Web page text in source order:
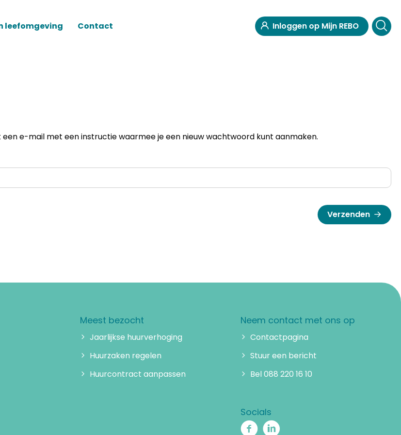
leefomgeving Contact Inloggen op Mijn REBO
e-mail met een instructie waarmee je een nieuw wachtwoord kunt aanmaken.
Verzenden
Meest bezocht
Jaarlijkse huurverhoging
Huurzaken regelen
Huurcontract aanpassen
Neem contact met ons op
Contactpagina
Stuur een bericht
Bel 088 220 16 10
Socials